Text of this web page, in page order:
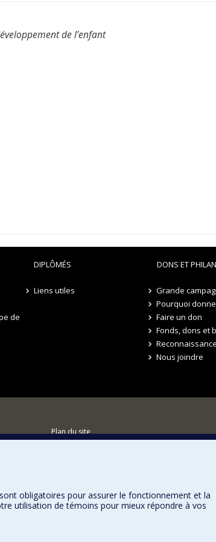
de l’enfant
de
DIPLÔMÉS
Liens utiles
DONS ET
Grande
Pourquoi
Faire un don
Fonds, dons et
Reconnaissance
Nous joindre
Plan du site
obligatoires pour assurer le fonctionnement et la
utilisation de témoins pour mieux répondre à vos